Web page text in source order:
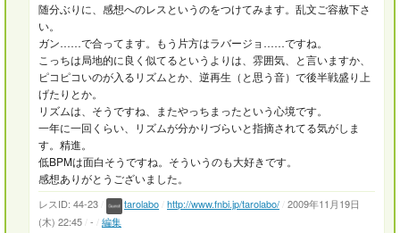
随分ぶりに、感想へのレスというのをつけてみます。乱文ご容赦下さ
い。
ガン……で合ってます。もう片方はラバージョ……ですね。
こっちは局地的に良く似てるというよりは、雰囲気、と言いますか、
ピコピコいのが入るリズムとか、逆再生（と思う音）で後半戦盛り上
げたりとか。
リズムは、そうですね、またやっちまったという心境です。
一年に一回くらい、リズムが分かりづらいと指摘されてる気がしま
す。精進。
低BPMは面白そうですね。そういうのも大好きです。
感想ありがとうございました。
レスID: 44-23 tarolabo http://www.fnbi.jp/tarolabo/ 2009年11月19日
(木) 22:45 - 編集